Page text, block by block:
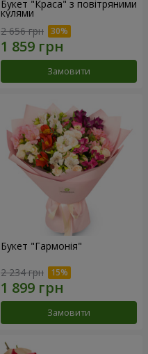
Букет "Краса" з повітряними
кулями
2 656 грн
Замовити
Букет "Гармонія"
2 234 грн
Замовити